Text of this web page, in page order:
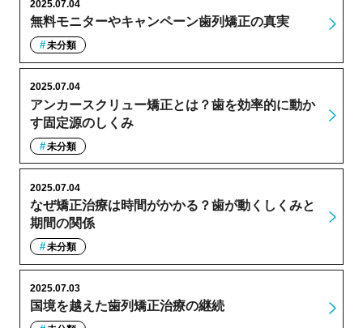
無料モニターやキャンペーン歯列矯正の真実
2025.07.04
未分類
アンカースクリュー矯正とは？歯を効率的に動か
す固定源のしくみ
2025.07.04
未分類
なぜ矯正治療は時間がかかる？歯が動くしくみと
期間の関係
2025.07.04
未分類
国境を越えた歯列矯正治療の継続
2025.07.03